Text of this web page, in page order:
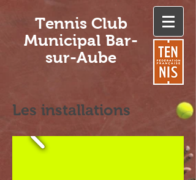
Tennis Club
Municipal Bar-
sur-Aube
Les installations